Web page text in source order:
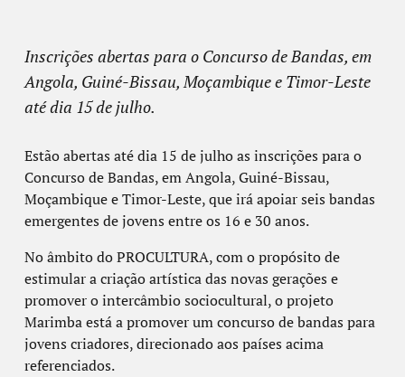
Inscrições abertas para o Concurso de Bandas, em
Angola, Guiné-Bissau, Moçambique e Timor-Leste
até dia 15 de julho.
Estão abertas até dia 15 de julho as inscrições para o
Concurso de Bandas, em Angola,Guiné-Bissau,
Moçambique e Timor-Leste, que irá apoiar seis bandas
emergentes dejovens entre os 16 e 30 anos.
No âmbito do PROCULTURA, com o propósito de
estimular a criação artística das novas gerações e
promover o intercâmbio sociocultural, o projeto
Marimba está a promover umconcurso de bandas para
jovens criadores, direcionado aos países acima
referenciados.